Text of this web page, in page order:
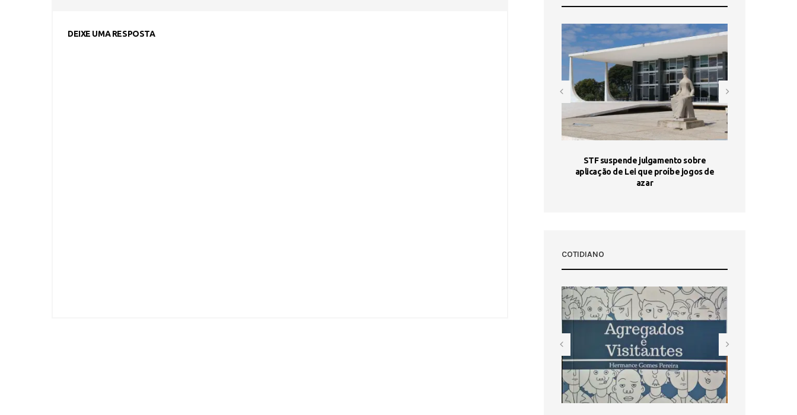
DEIXE UMA RESPOSTA
STF suspende julgamento sobre
aplicação de Lei que proíbe jogos de
azar
COTIDIANO